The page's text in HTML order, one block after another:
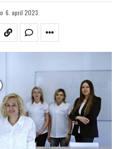
6. april 2023.